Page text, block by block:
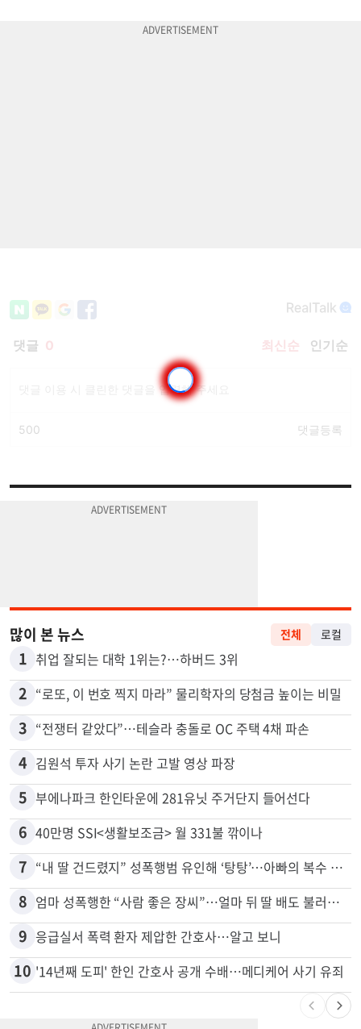
많이 본 뉴스 전체 로컬
1 취업 잘되는 대학 1위는?…하버드 3위
2 “로또, 이 번호 찍지 마라” 물리학자의 당첨금 높이는 비밀
3 “전쟁터 같았다”…테슬라 충돌로 OC 주택 4채 파손
4 김원석 투자 사기 논란 고발 영상 파장
5 부에나파크 한인타운에 281유닛 주거단지 들어선다
6 40만명 SSI<생활보조금> 월 331불 깎이나
7 “내 딸 건드렸지” 성폭행범 유인해 ‘탕탕’…아빠의 복수 결말
8 엄마 성폭행한 “사람 좋은 장씨”…얼마 뒤 딸 배도 불러왔다
9 응급실서 폭력 환자 제압한 간호사…알고 보니
10 '14년째 도피' 한인 간호사 공개 수배…메디케어 사기 유죄